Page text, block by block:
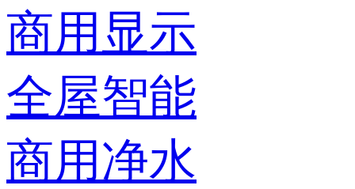
商用显示
全屋智能
商用净水